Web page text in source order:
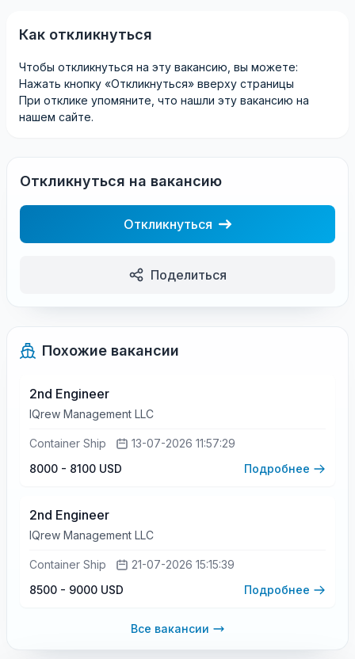
Как откликнуться
Чтобы откликнуться на эту вакансию, вы можете:
Нажать кнопку «Откликнуться» вверху страницы
При отклике упомяните, что нашли эту вакансию на
нашем сайте.
Откликнуться на вакансию
Откликнуться
Поделиться
Похожие вакансии
2nd Engineer
IQrew Management LLC
Container Ship
13-07-2026 11:57:29
8000 - 8100 USD
Подробнее
2nd Engineer
IQrew Management LLC
Container Ship
21-07-2026 15:15:39
8500 - 9000 USD
Подробнее
Все вакансии